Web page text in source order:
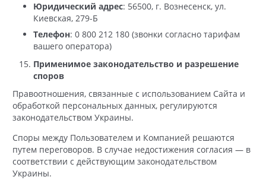
Юридический адрес: 56500, г. Вознесенск, ул.
Киевская, 279-Б
Телефон: 0 800 212 180 (звонки согласно тарифам
вашего оператора)
Применимое законодательство и разрешение
споров
Правоотношения, связанные с использованием Сайта и
обработкой персональных данных, регулируются
законодательством Украины.
Споры между Пользователем и Компанией решаются
путем переговоров. В случае недостижения согласия — в
соответствии с действующим законодательством
Украины.